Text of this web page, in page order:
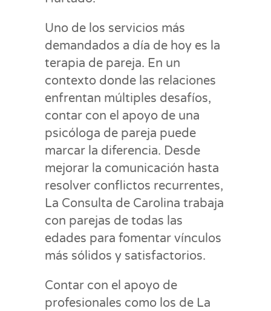
Uno de los servicios más
demandados a día de hoy es la
terapia de pareja. En un
contexto donde las relaciones
enfrentan múltiples desafíos,
contar con el apoyo de una
psicóloga de pareja puede
marcar la diferencia. Desde
mejorar la comunicación hasta
resolver conflictos recurrentes,
La Consulta de Carolina trabaja
con parejas de todas las
edades para fomentar vínculos
más sólidos y satisfactorios.
Contar con el apoyo de
profesionales como los de La